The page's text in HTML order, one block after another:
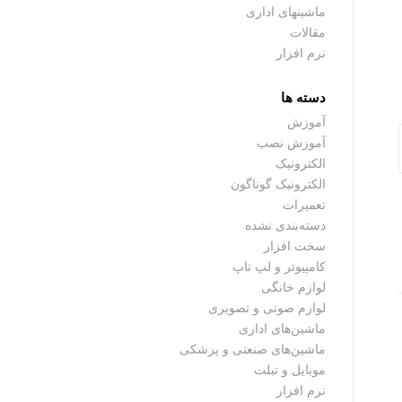
ماشینهای اداری
مقالات
نرم افزار
دسته ها
آموزش
آموزش نصب
الکترونیک
الکترونیک گوناگون
تعمیرات
دسته‌بندی نشده
سخت افزار
کامپیوتر و لپ تاپ
لوازم خانگی
لوازم صوتی و تصویری
ماشین‌های اداری
ماشین‌های صنعتی و پزشکی
موبایل و تبلت
نرم افزار